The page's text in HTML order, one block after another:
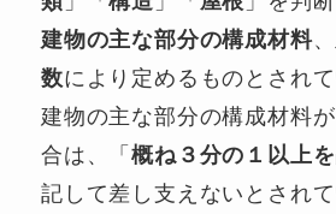
建物の主な部分の構成材料、
数により定めるものとされて
建物の主な部分の構成材料
合は、「概ね３分の１以上
記して差し支えないとされ